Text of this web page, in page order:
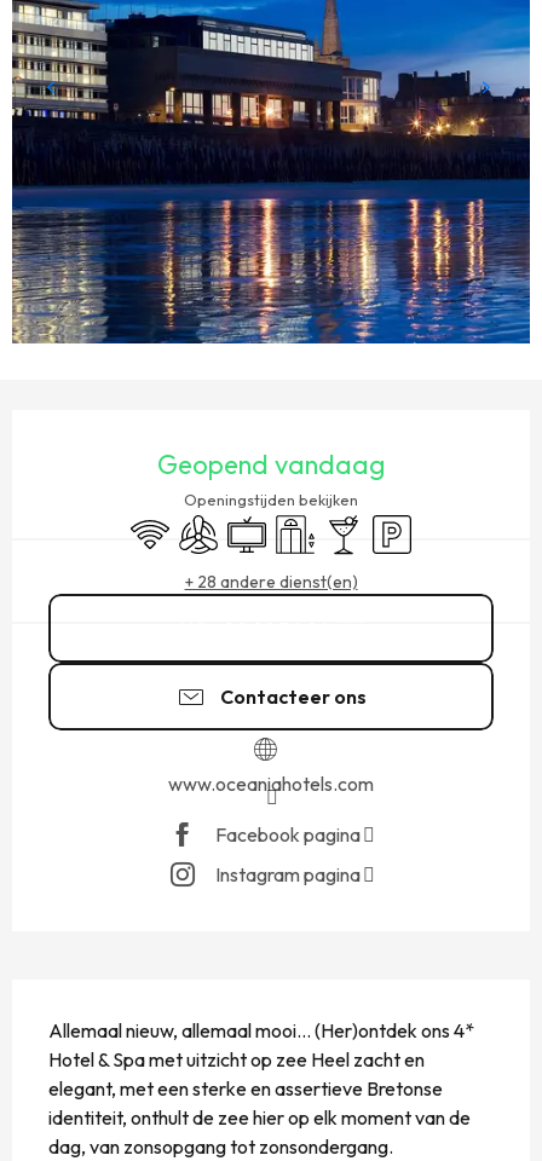
Geopend vandaag
Openingstijden bekijken
Wifi Met aircoTelevisie
Lift Bar / Versnaperingsbar
Parkeerplaats
+ 28 andere dienst(en)
Contacteer ons
www.oceaniahotels.com
Facebook pagina
Instagram pagina
Allemaal nieuw, allemaal mooi... (Her)ontdek ons ​​4*
Hotel & Spa met uitzicht op zee Heel zacht en
elegant, met een sterke en assertieve Bretonse
identiteit, onthult de zee hier op elk moment van de
dag, van zonsopgang tot zonsondergang.